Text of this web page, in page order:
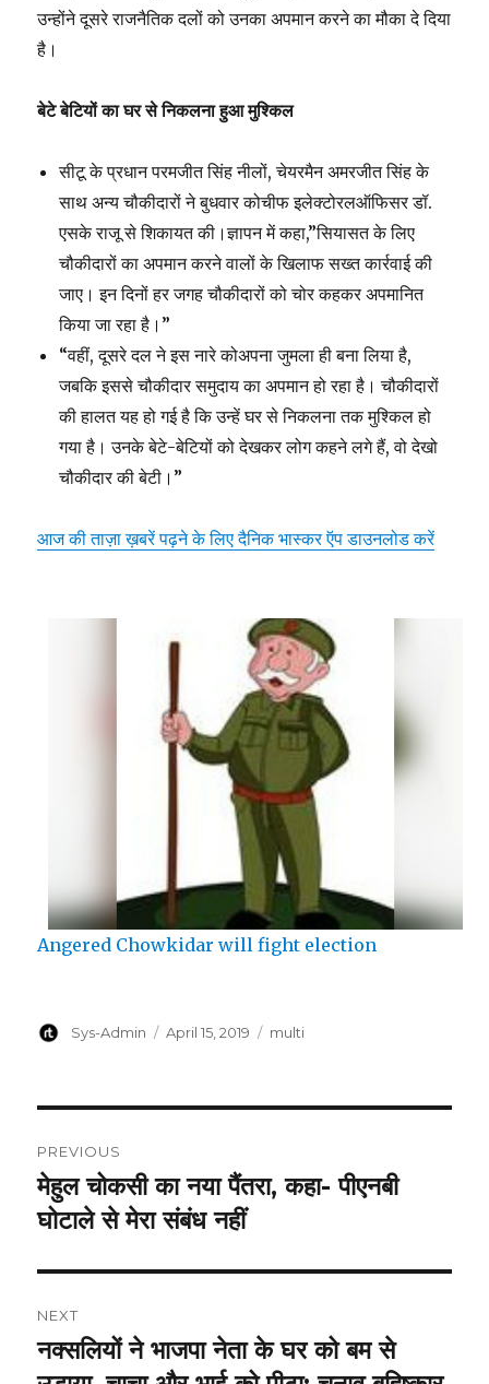
उन्होंने दूसरे राजनैतिक दलों को उनका अपमान करने का मौका दे दिया
है।
बेटे बेटियों का घर से निकलना हुआ मुश्किल
सीटू के प्रधान परमजीत सिंह नीलों, चेयरमैन अमरजीत सिंह के
साथ अन्य चौकीदारों ने बुधवार कोचीफ इलेक्टोरलऑफिसर डॉ.
एसके राजू से शिकायत की।ज्ञापन में कहा,”सियासत के लिए
चौकीदारों का अपमान करने वालों के खिलाफ सख्त कार्रवाई की
जाए। इन दिनों हर जगह चौकीदारों को चोर कहकर अपमानित
किया जा रहा है।”
“वहीं, दूसरे दल ने इस नारे कोअपना जुमला ही बना लिया है,
जबकि इससे चौकीदार समुदाय का अपमान हो रहा है। चौकीदारों
की हालत यह हो गई है कि उन्हें घर से निकलना तक मुश्किल हो
गया है। उनके बेटे-बेटियों को देखकर लोग कहने लगे हैं, वो देखो
चौकीदार की बेटी।”
आज की ताज़ा ख़बरें पढ़ने के लिए दैनिक भास्कर ऍप डाउनलोड करें
Angered Chowkidar will fight election
Author
Sys-Admin
Posted
April 15, 2019 Categories
multi
navigation
PREVIOUS
Previous
post:
मेहुल चोकसी का नया पैंतरा, कहा- पीएनबी
घोटाले से मेरा संबंध नहीं
NEXT
Next
post:
नक्सलियों ने भाजपा नेता के घर को बम से